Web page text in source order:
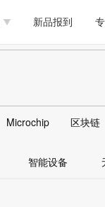
安防监控
模拟技术/信号链AI/人工智能
新品报到
医疗电子
模拟技术/信号链
无线连接
AI/人工智能
电源技术/信号链
Microchip 区块链
智能设备